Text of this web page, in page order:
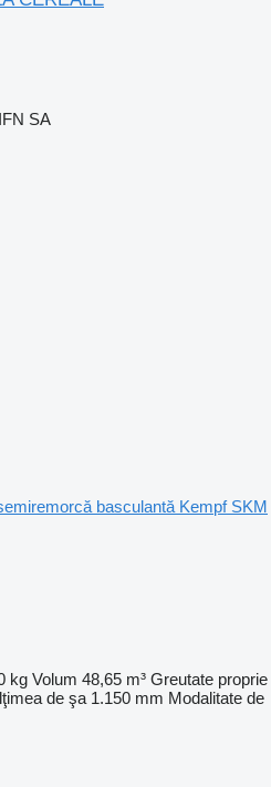
SA
basculantă Kempf SKM
kg Volum 48,65 m³ Greutate proprie
de şa 1.150 mm Modalitate de